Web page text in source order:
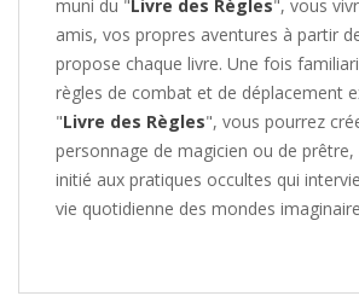
muni du "Livre des Règles", vous
amis, vos propres aventures à partir
propose chaque livre. Une fois
règles de combat et de déplacement
"Livre des Règles", vous pourrez
personnage de magicien ou de
initié aux pratiques occultes qui
vie quotidienne des mondes